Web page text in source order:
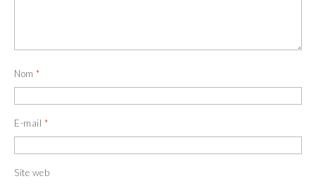
Nom *
E-mail *
Site web